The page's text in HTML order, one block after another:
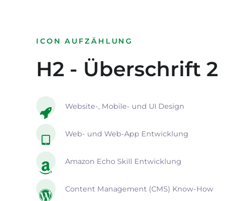
ICON AUFZÄHLUNG
H2 - Überschrift 2
Website-, Mobile- und UI Design
Web- und Web-App Entwicklung
Amazon Echo Skill Entwicklung
Content Management (CMS) Know-How